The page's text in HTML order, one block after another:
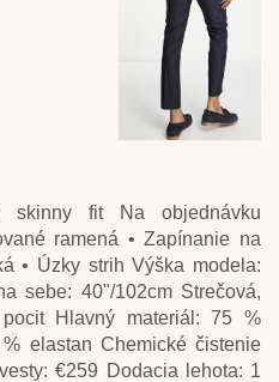
skinny fit Na objednávku
ramená • Zapínanie na
• Úzky strih Výška modela:
sebe: 40"/102cm Strečová,
Hlavný materiál: 75 %
elastan Chemické čistenie
€259 Dodacia lehota: 1